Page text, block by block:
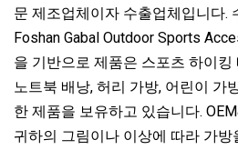
문 제조업체이자 수출업체입니다.
Foshan Gabal Outdoor Sports
을 기반으로 제품은 스포츠 하이킹
노트북 배낭, 허리 가방, 어린이 가
한 제품을 보유하고 있습니다.
귀하의 그림이나 이상에 따라 가